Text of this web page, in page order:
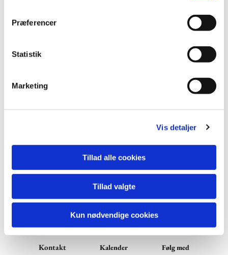
Præferencer
Statistik
Marketing
Vis detaljer
Tillad alle cookies
Tillad valgte
Kun nødvendige cookies
Kontakt Kalender Følg med